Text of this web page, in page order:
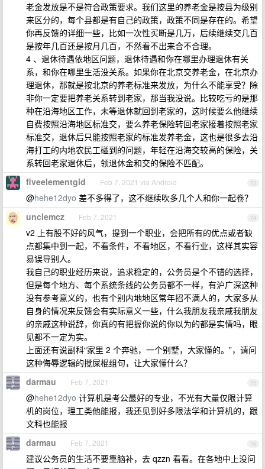
老金发放是不是符合政策要求。我们这里的养老金是按县为级别
来区分的，每个县都是有自己的政策，政策不同是存在的。希望
你再反馈的详细一些，比如一次性买断是几万，后续继续交几百
是按年几百还是按月几百，不然看不出来合不合理。
4 、退休待遇依地区问题，退休待遇和你在哪里办理退休有关
系，和你在哪里生活没关系。如果你在北京交养老金，在北京办
理退休，那就是按北京的养老标准来发放，为什么不能享受？除
非你一定要把养老关系转到老家，那当我没说。比较吃亏的是那
种在沿海地区工作，未等退休就回到老家的，这时候要么他继续
自费按照沿海地区标准交，要么养老保险转回老家接着按照老家
标准交，退休后只能按照老家的标准发养老金，这也是很多去沿
海打工的内地农民工碰到的问题，年轻在沿海交较高的保险，关
系转回老家退休后，领退休金和交的保险不匹配。
73
fiveelementgid Feb 7, 2021 via Android
@hehe12dyo 差不多得了，这不继续吹多几个人和你一起卷？
74
unclemcz Feb 7, 2021
v2 上有股不好的风气，提到一个职业，会把所有的优点或者缺
点都集中到一起，不看条件，不看地区，不看行业，这样其实容
易误导别人。
我自己的职业经历来说，追求稳定的，公务员是个不错的选择，
但是每个地方、每个系统条线的公务员都不一样，有沪广深这种
没有参考意义的，也有个别内地地区常年招不满人的，大家多从
自身的情况来反馈会有实际意义一些，什么我朋友我亲戚我朋友
的亲戚这种说辞，你真的有把握你说的你以为的都是实情吗，眼
见都不一定为实。
上面还有说副科“家里 2 个奔驰，一个别墅，大家懂的。”，请问
这种侮辱逻辑的搅屎棍组句，让大家懂什么？
75
darmau Feb 7, 2021
@hehe12dyo 计算机是考公最好的专业，不光有大量仅限计算
机的岗位，理工类他能报，我还见到好多限法学和计算机的，跟
文科也能报
76
darmau Feb 7, 2021
建议公务员的生活不要靠脑补，去 qzzn 看看。在各地中上没问